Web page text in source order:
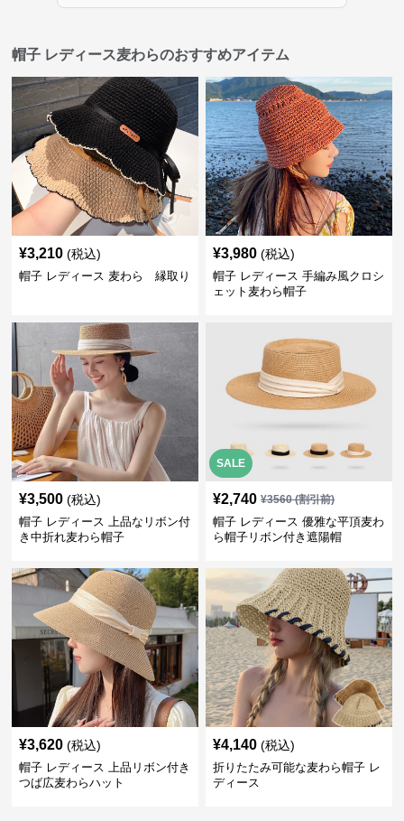
帽子 レディース麦わらのおすすめアイテム
¥3,210 (税込)
帽子 レディース 麦わら 縁取り
¥3,980 (税込)
帽子 レディース 手編み風クロシ
ェット麦わら帽子
¥3,500 (税込)
帽子 レディース 上品なリボン付
き中折れ麦わら帽子
SALE
¥2,740 ¥3560(割引前)
帽子 レディース 優雅な平頂麦わ
ら帽子リボン付き遮陽帽
¥3,620 (税込)
帽子 レディース 上品リボン付き
つば広麦わらハット
¥4,140 (税込)
折りたたみ可能な麦わら帽子 レ
ディース